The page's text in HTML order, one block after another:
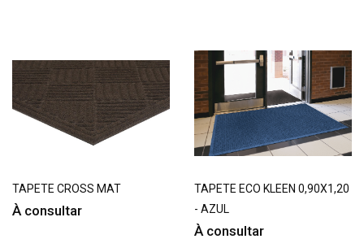
TAPETE CROSS MAT
À consultar
TAPETE ECO KLEEN 0,90X1,20
- AZUL
À consultar